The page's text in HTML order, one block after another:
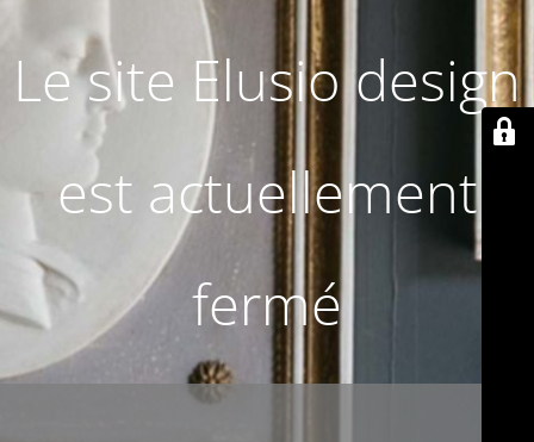
Le site Elusio design
est actuellement
fermé